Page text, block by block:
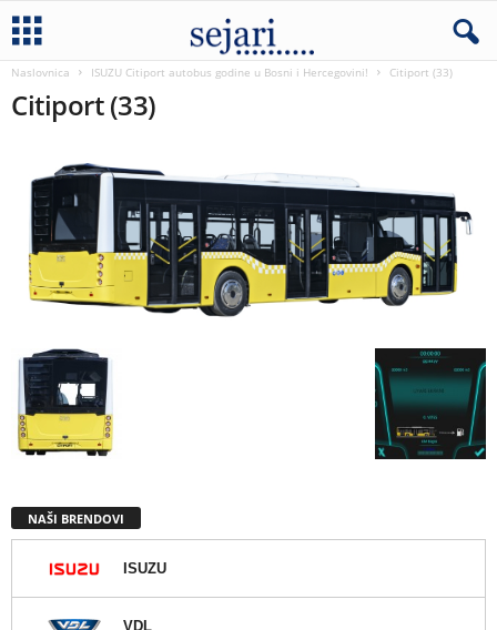
Naslovnica ISUZU Citiport autobus godine u Bosni i Hercegovini! Citiport (33)
Citiport (33)
NAŠI BRENDOVI
ISUZU
VDL